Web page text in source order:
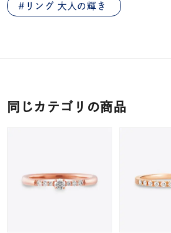
リング 大人の輝き
同じカテゴリの商品